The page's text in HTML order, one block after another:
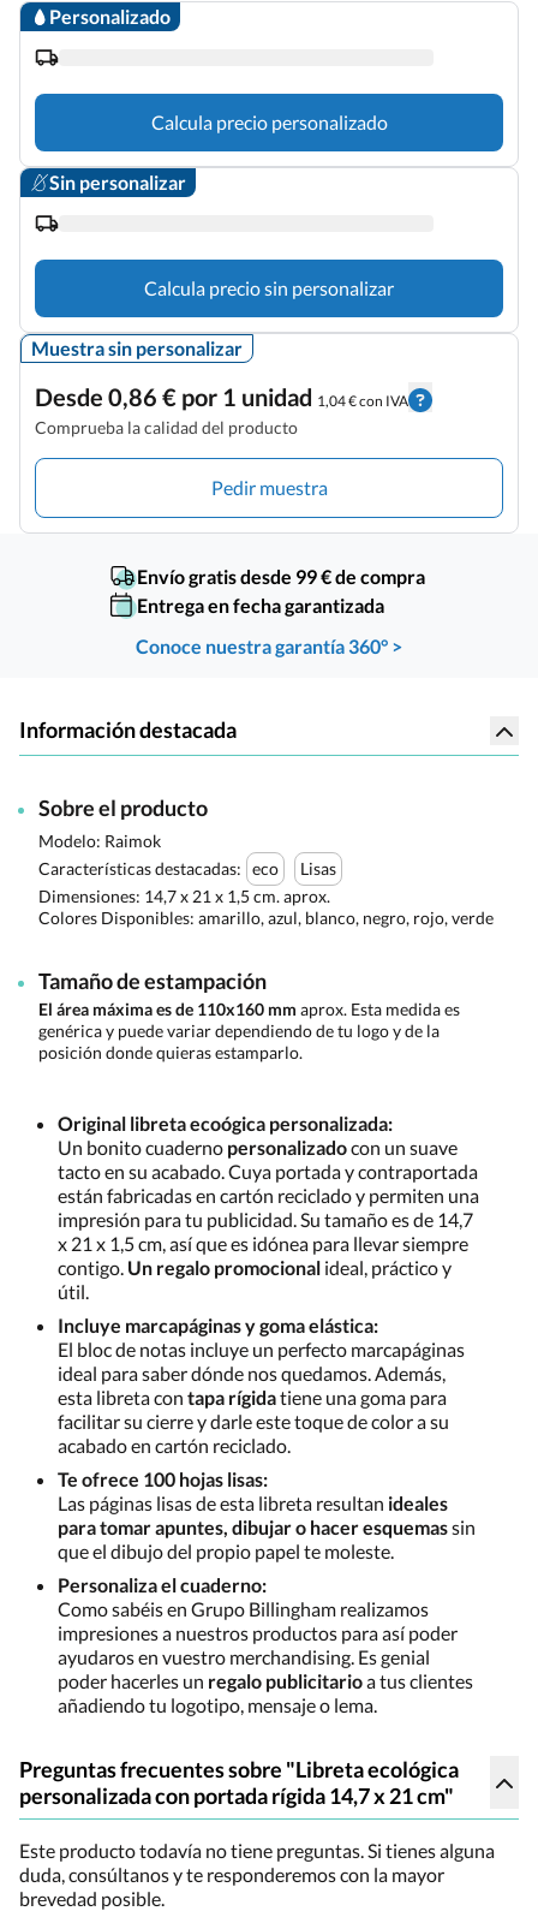
Personalizado
Calcula precio personalizado
Sin personalizar
Calcula precio sin personalizar
Muestra sin personalizar
Desde 0,86 € por 1 unidad 1,04 € con IVA
Comprueba la calidad del producto
Pedir muestra
Envío gratis desde 99 € de compra
Entrega en fecha garantizada
Conoce nuestra garantía 360° >
Información destacada
Sobre el producto
Modelo: Raimok
Características destacadas: eco
Lisas
Dimensiones: 14,7 x 21 x 1,5 cm. aprox.
Colores Disponibles: amarillo, azul, blanco, negro, rojo, verde
Tamaño de estampación
El área máxima es de 110x160 mm aprox. Esta medida es
genérica y puede variar dependiendo de tu logo y de la
posición donde quieras estamparlo.
Original libreta ecoógica personalizada:
Un bonito cuaderno personalizadocon un suave
tacto en su acabado. Cuya portada y contraportada
están fabricadas en cartón reciclado y permiten una
impresión para tu publicidad. Su tamaño es de 14,7
x 21 x 1,5 cm, así que es idónea para llevar siempre
contigo. Un regalo promocional ideal, práctico y
útil.
Incluye marcapáginas y goma elástica:
El bloc de notas incluye un perfecto marcapáginas
ideal para saber dónde nos quedamos. Además,
esta libreta con tapa rígidatiene una goma para
facilitar su cierre y darle este toque de color a su
acabado en cartón reciclado.
Te ofrece 100 hojas lisas:
Las páginas lisas de esta libreta resultan ideales
para tomar apuntes, dibujar o hacer esquemassin
que el dibujo del propio papel te moleste.
Personaliza el cuaderno:
Como sabéis en Grupo Billingham realizamos
impresiones a nuestros productos para así poder
ayudaros en vuestro merchandising. Es genial
poder hacerles un regalo publicitarioa tus clientes
añadiendo tu logotipo, mensaje o lema.
Preguntas frecuentes sobre "Libreta ecológica
personalizada con portada rígida 14,7 x 21 cm"
Este producto todavía no tiene preguntas. Si tienes alguna
duda, consúltanos y te responderemos con la mayor
brevedad posible.